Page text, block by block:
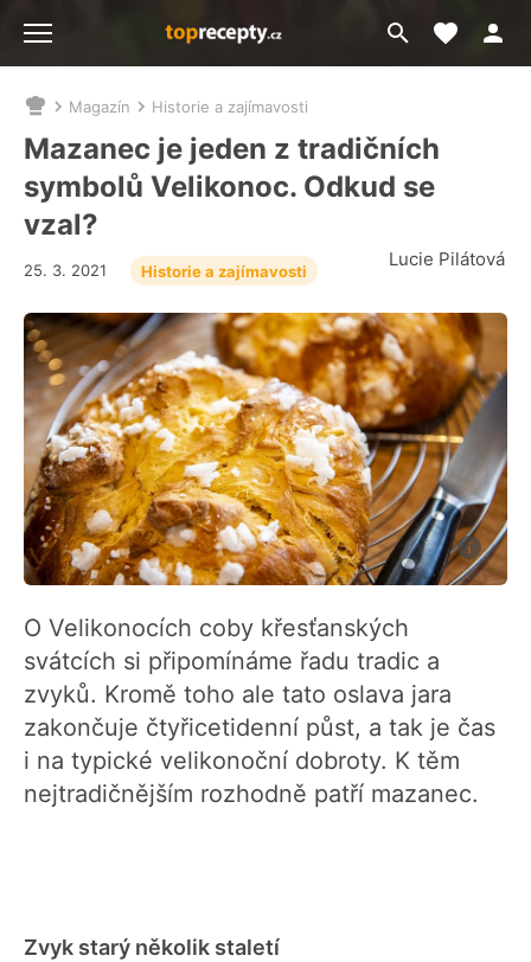
Přejít
na
Moje
Nacházíte
se
zde:
Magazín Historie a zajímavosti
Mazanec je jeden z tradičních
symbolů Velikonoc. Odkud se
vzal?
Lucie Pilátová
25. 3. 2021 Historie a zajímavosti
O Velikonocích coby křesťanských
svátcích si připomínáme řadu tradic a
zvyků. Kromě toho ale tato oslava jara
zakončuje čtyřicetidenní půst, a tak je čas
i na typické velikonoční dobroty. K těm
nejtradičnějším rozhodně patří mazanec.
Zvyk starý několik staletí